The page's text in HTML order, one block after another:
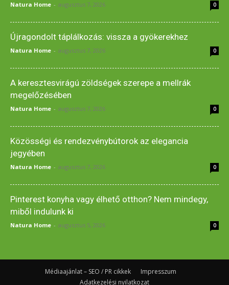
Natura Home - augusztus 7, 2026 0
Újragondolt táplálkozás: vissza a gyökerekhez
Natura Home - augusztus 7, 2026 0
A keresztesvirágú zöldségek szerepe a mellrák
megelőzésében
Natura Home - augusztus 7, 2026 0
Közösségi és rendezvénybútorok az elegancia
jegyében
Natura Home - augusztus 7, 2026 0
Pinterest konyha vagy élhető otthon? Nem mindegy,
miből indulunk ki
Natura Home - augusztus 5, 2026 0
Médiaajánlat – SEO / PR cikkek
Impresszum
Adatkezelési nyilatkozat